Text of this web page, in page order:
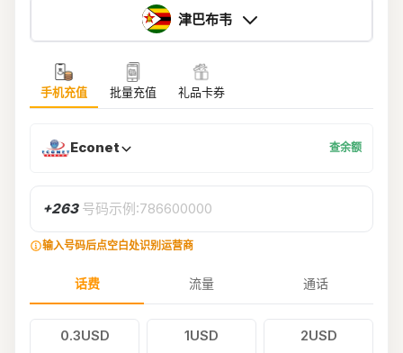
津巴布韦
手机充值 批量充值 礼品卡券
Econet 查余额
+263 号码示例:786600000
输入号码后点空白处识别运营商
话费 流量 通话
0.3USD
1USD
2USD